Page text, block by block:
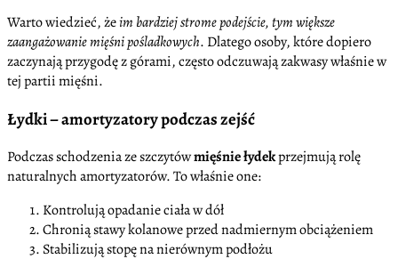
Warto wiedzieć, żeim bardziej strome podejście, tym większe
zaangażowanie mięśni pośladkowych. Dlatego osoby, które dopiero
zaczynają przygodę z górami, często odczuwają zakwasy właśnie w
tej partii mięśni.
Łydki – amortyzatory podczas zejść
Podczas schodzenia ze szczytówmięśnie łydekprzejmują rolę
naturalnych amortyzatorów. To właśnie one:
Kontrolują opadanie ciała w dół
Chronią stawy kolanowe przed nadmiernym obciążeniem
Stabilizują stopę na nierównym podłożu